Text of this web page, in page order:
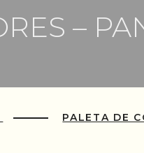
–
PALETA DE